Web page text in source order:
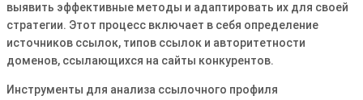
выявить эффективные методы и адаптировать их для своей
стратегии. Этот процесс включает в себя определение
источников ссылок, типов ссылок и авторитетности
доменов, ссылающихся на сайты конкурентов.
Инструменты для анализа ссылочного профиля